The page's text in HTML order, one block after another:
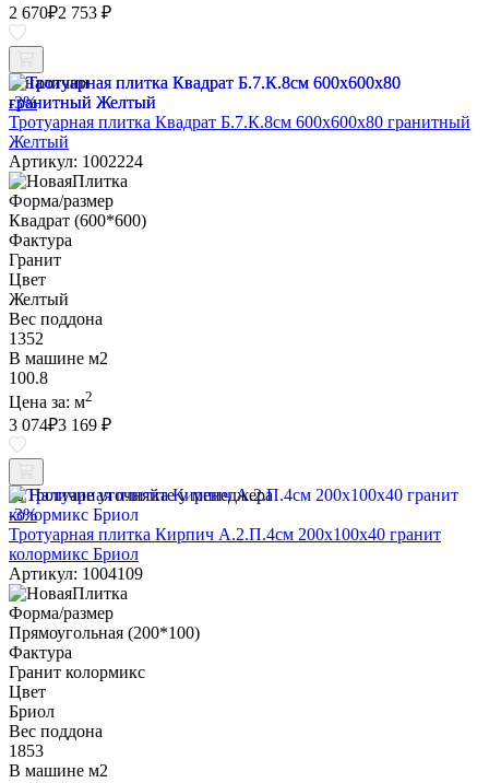
2 670₽2 753 ₽
В наличии
-3%
Тротуарная плитка Квадрат Б.7.К.8см 600х600х80 гранитный
Желтый
Артикул: 1002224
Форма/размер
Квадрат (600*600)
Фактура
Гранит
Цвет
Желтый
Вес поддона
1352
В машине м2
100.8
Цена за: м2
3 074₽3 169 ₽
Наличие уточняйте у менеджера
-3%
Тротуарная плитка Кирпич А.2.П.4см 200х100х40 гранит
колормикс Бриол
Артикул: 1004109
Форма/размер
Прямоугольная (200*100)
Фактура
Гранит колормикс
Цвет
Бриол
Вес поддона
1853
В машине м2